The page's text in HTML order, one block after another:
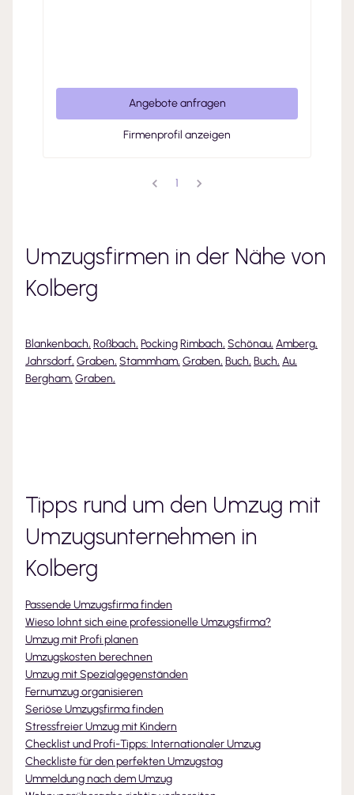
Angebote anfragen
Firmenprofil anzeigen
1
Umzugsfirmen in der Nähe von
Kolberg
Blankenbach, Roßbach, PockingRimbach, Schönau, Amberg,
Jahrsdorf, Graben, Stammham, Graben, Buch, Buch, Au,
Bergham, Graben,
Tipps rund um den Umzug mit
Umzugsunternehmen in
Kolberg
Passende Umzugsfirma finden
Wieso lohnt sich eine professionelle Umzugsfirma?
Umzug mit Profi planen
Umzugskosten berechnen
Umzug mit Spezialgegenständen
Fernumzug organisieren
Seriöse Umzugsfirma finden
Stressfreier Umzug mit Kindern
Checklist und Profi-Tipps: Internationaler Umzug
Checkliste für den perfekten Umzugstag
Ummeldung nach dem Umzug